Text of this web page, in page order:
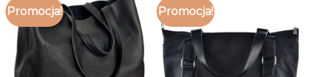
Promocja! Promocja!